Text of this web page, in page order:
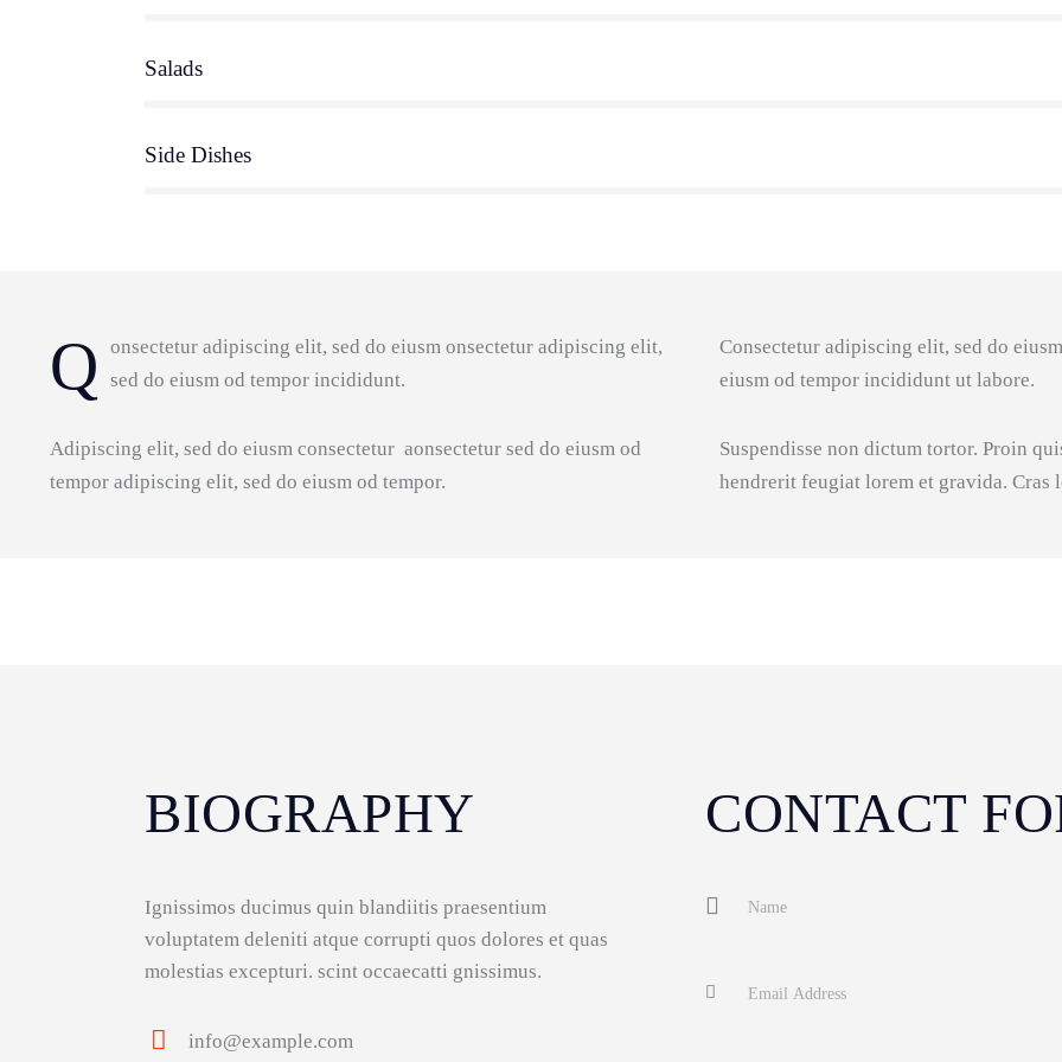
Salads
Side Dishes
Q
onsectetur adipiscing elit, sed do eiusm onsectetur adipiscing elit,
sed do eiusm od tempor incididunt.
Adipiscing elit, sed do eiusm consectetur aonsectetur sed do eiusm od
tempor adipiscing elit, sed do eiusm od tempor.
Consectetur adipiscing elit, sed do
eiusm od tempor incididunt ut labore.
Suspendisse non dictum tortor. Proin
hendrerit feugiat lorem et gravida.
BIOGRAPHY
Ignissimos ducimus quin blandiitis praesentium
voluptatem deleniti atque corrupti quos dolores et quas
molestias excepturi. scint occaecatti gnissimus.
info@example.com
CONTACT